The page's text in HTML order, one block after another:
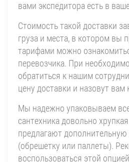
вами экспедитора есть в
Стоимость такой доставки
груза и места, в котором вы
тарифами можно
перевозчика. При
обратиться к нашим
цену доставки и назовут
Мы надежно упаковываем
сантехника довольно
предлагают
(обрешетку или паллеты).
воспользоваться этой